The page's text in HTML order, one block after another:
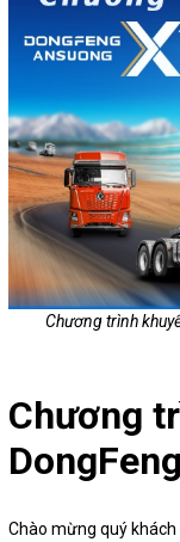
Chương trình
Chương
Chào mừng quý